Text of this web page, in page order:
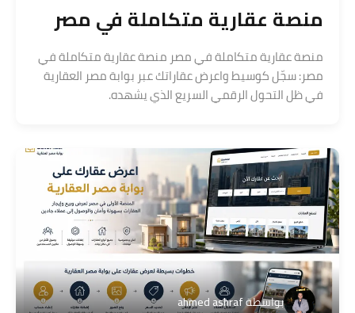
منصة عقارية متكاملة في مصر
منصة عقارية متكاملة في مصر منصة عقارية متكاملة في
مصر: سجّل كوسيط واعرض عقاراتك عبر بوابة مصر العقارية
في ظل التحول الرقمي السريع الذي يشهده.
بواسطةahmed ashraf